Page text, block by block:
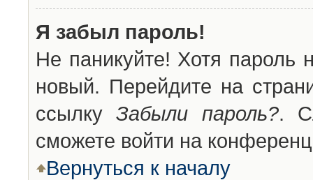
Я забыл пароль!
Не паникуйте! Хотя пароль
новый. Перейдите на
ссылкуЗабыли пароль?.
сможете войти на
Вернуться к началу